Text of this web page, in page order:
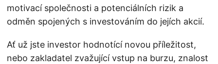
motivací společnosti a potenciálních rizik a
odměn spojených s investováním do jejích akcií.
Ať už jste investor hodnotící novou příležitost,
nebo zakladatel zvažující vstup na burzu, znalost